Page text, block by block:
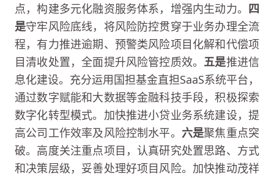
点，构建多元化融资服务体系，增强内生动力。 四
是守牢风险底线，将风险防控贯穿于业务办理全流
程，有力推进逾期、预警类风险项目化解和代偿项
目清收处置，全面提升风险管控质效。 五是推进信
息化建设。充分运用国担基金直担SaaS系统平台，
通过数字赋能和大数据等金融科技手段，积极探索
数字化转型模式。加快推进小贷业务系统建设，提
高公司工作效率及风险控制水平。 六是聚焦重点突
破。高度关注重点项目，认真研究处置思路、方式
和决策层级，妥善处理好项目风险。加快推动茂祥